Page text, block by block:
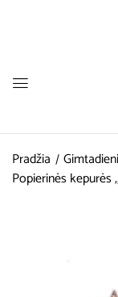
Pradžia
Popierinės kepurės